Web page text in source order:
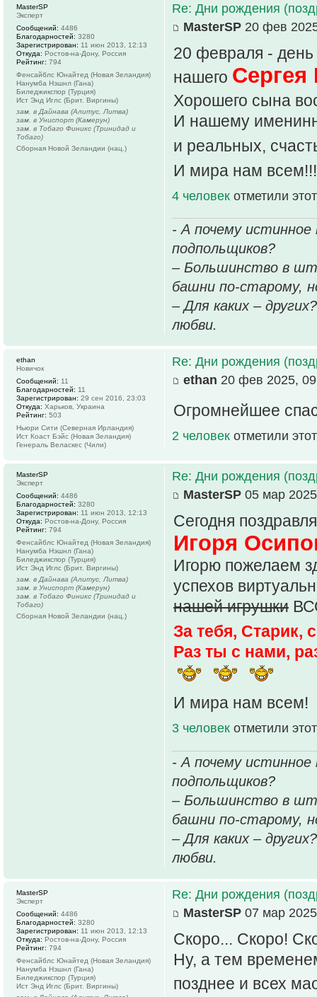
Re: Дни рождения
MasterSP 20 фев
20 февраля -
нашего Сергея
Хорошего сына
И нашему
и реальных,
И мира нам
4 человек отметили
- А почему
подпольщиков?
– Большинство в
башни по-старому,
– Для каких –
любви.
MasterSP
Эксперт
Сообщений: 4486
Благодарностей: 3280
Зарегистрирован: 11 июн 2013, 12:13
Откуда: Ростов-на-Дону, Россия
Рейтинг: 794
Фенсайблс Юнайтед (Новая Зеландия)
Нанумба Нэшнл (Гана)
Биледжикспор (Турция)
Ист Энд Иглс (Брит. Виргины)
зам. в Дайнава (Алитус, Литва)
зам. в Униспорт (Камерун)
зам. в Тобаго Финикс (Тринидад и
Тобаго)
Сборная Новой Зеландии (нац.)
Re: Дни рождения
ethan 20 фев 2025,
Огромнейшее
2 человек отметили
ethan
Новичок
Сообщений: 11
Благодарностей: 11
Зарегистрирован: 29 сен 2016, 23:03
Откуда: Харьков, Украина
Рейтинг: 503
Ньюри Сити (Северная Ирландия)
Ист Коаст Бэйс (Новая Зеландия)
Генераль Веласкес (Чили)
Re: Дни рождения
MasterSP 05 мар
Сегодня
Игоря
Игорю пожелаем
успехов
нашей игрушки
За тебя, Старик,
Раз ты с нами,
И мира нам всем!
3 человек отметили
- А почему
подпольщиков?
– Большинство в
башни по-старому,
– Для каких –
любви.
MasterSP
Эксперт
Сообщений: 4486
Благодарностей: 3280
Зарегистрирован: 11 июн 2013, 12:13
Откуда: Ростов-на-Дону, Россия
Рейтинг: 794
Фенсайблс Юнайтед (Новая Зеландия)
Нанумба Нэшнл (Гана)
Биледжикспор (Турция)
Ист Энд Иглс (Брит. Виргины)
зам. в Дайнава (Алитус, Литва)
зам. в Униспорт (Камерун)
зам. в Тобаго Финикс (Тринидад и
Тобаго)
Сборная Новой Зеландии (нац.)
Re: Дни рождения
MasterSP 07 мар
Скоро... Скоро!
Ну, а тем
позднее и всех
MasterSP
Эксперт
Сообщений: 4486
Благодарностей: 3280
Зарегистрирован: 11 июн 2013, 12:13
Откуда: Ростов-на-Дону, Россия
Рейтинг: 794
Фенсайблс Юнайтед (Новая Зеландия)
Нанумба Нэшнл (Гана)
Биледжикспор (Турция)
Ист Энд Иглс (Брит. Виргины)